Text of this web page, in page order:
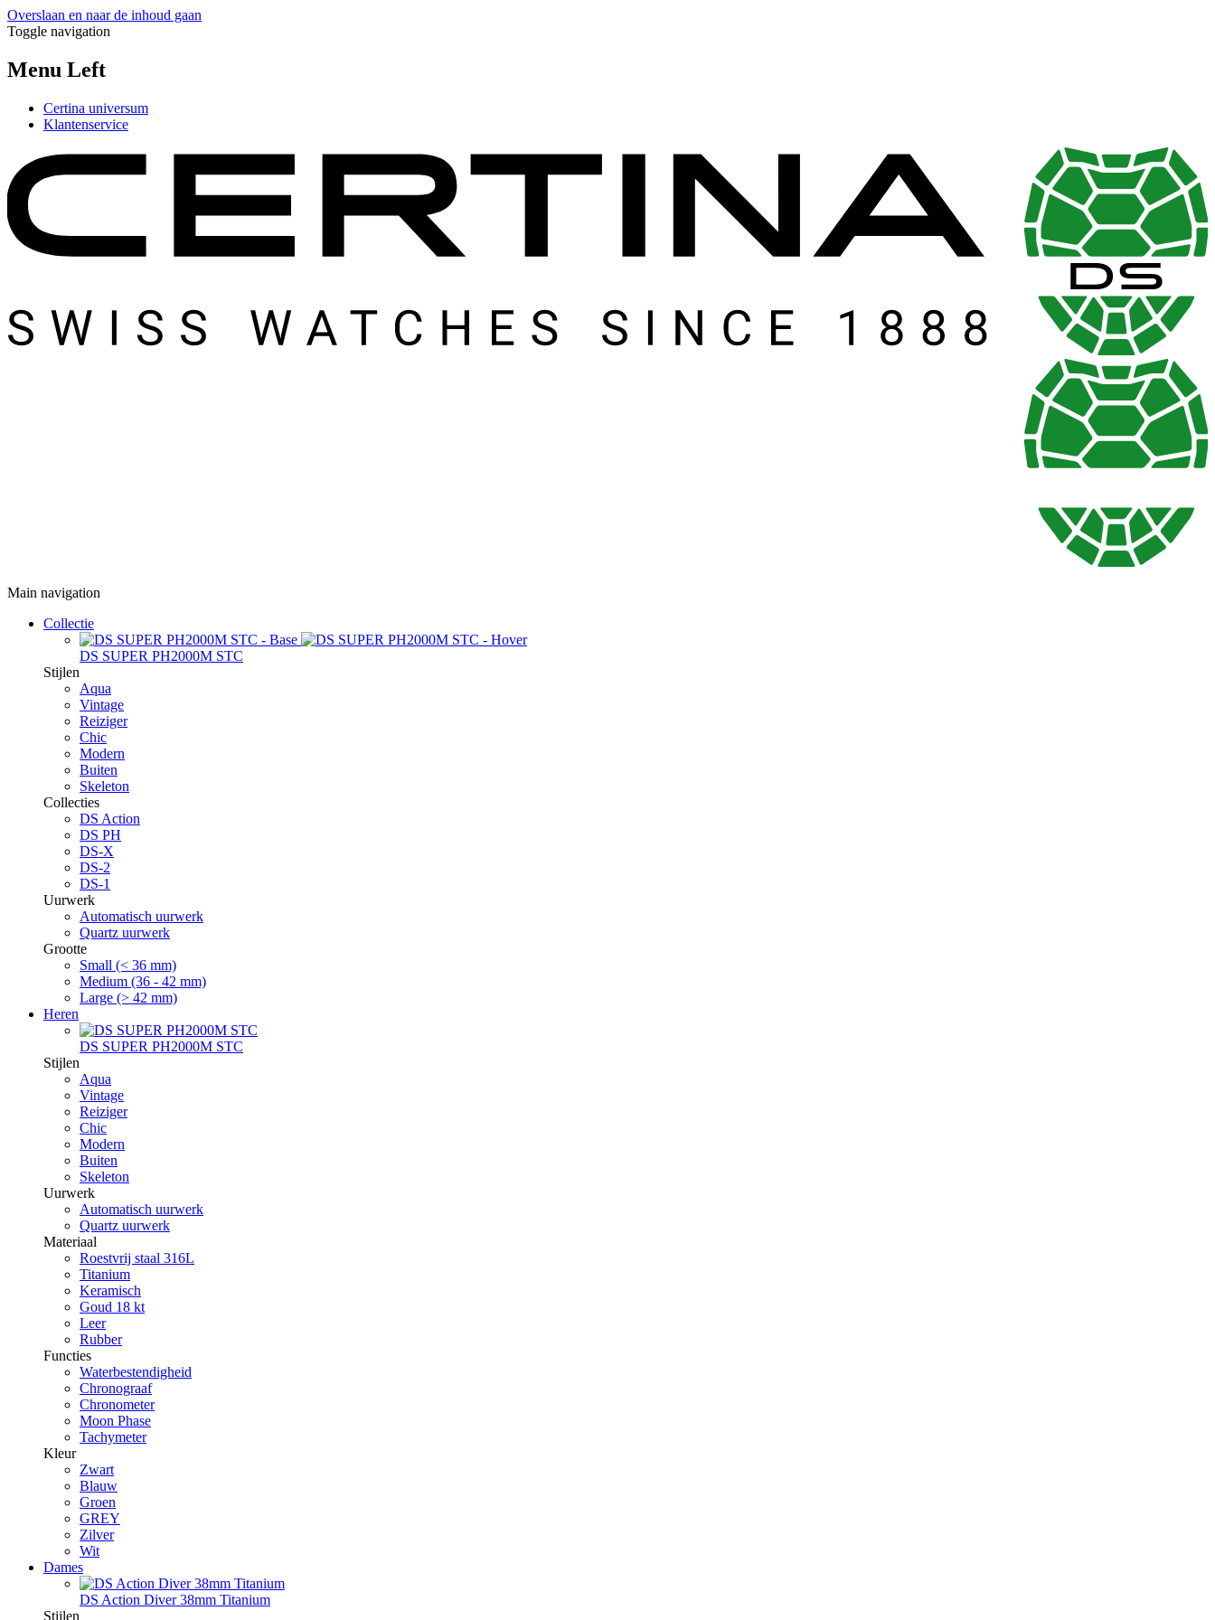
Overslaan en naar de inhoud gaan
Toggle navigation
Menu Left
Certina universum
Klantenservice
Main navigation
Collectie
DS SUPER PH2000M STC
Stijlen
Aqua
Vintage
Reiziger
Chic
Modern
Buiten
Skeleton
Collecties
DS Action
DS PH
DS-X
DS-2
DS-1
Uurwerk
Automatisch uurwerk
Quartz uurwerk
Grootte
Small (< 36 mm)
Medium (36 - 42 mm)
Large (> 42 mm)
Heren
DS SUPER PH2000M STC
Stijlen
Aqua
Vintage
Reiziger
Chic
Modern
Buiten
Skeleton
Uurwerk
Automatisch uurwerk
Quartz uurwerk
Materiaal
Roestvrij staal 316L
Titanium
Keramisch
Goud 18 kt
Leer
Rubber
Functies
Waterbestendigheid
Chronograaf
Chronometer
Moon Phase
Tachymeter
Kleur
Zwart
Blauw
Groen
GREY
Zilver
Wit
Dames
DS Action Diver 38mm Titanium
Stijlen